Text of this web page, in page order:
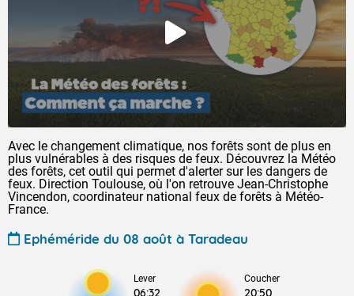
Avec le changement climatique, nos forêts sont de plus en
plus vulnérables à des risques de feux. Découvrez la Météo
des forêts, cet outil qui permet d'alerter sur les dangers de
feux. Direction Toulouse, où l'on retrouve Jean-Christophe
Vincendon, coordinateur national feux de forêts à Météo-
France.
Ephéméride du 08 août à Taradeau
Lever
06:32
Coucher
20:50